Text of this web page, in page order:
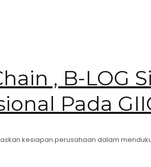
, B-LOG
Pada
kesiapan perusahaan dalam